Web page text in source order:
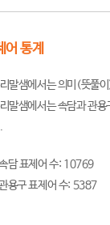
어 통계
말샘에서는 의미(뜻풀
말샘에서는 속담과 관용
담 표제어 수: 10769
용구 표제어 수: 5387